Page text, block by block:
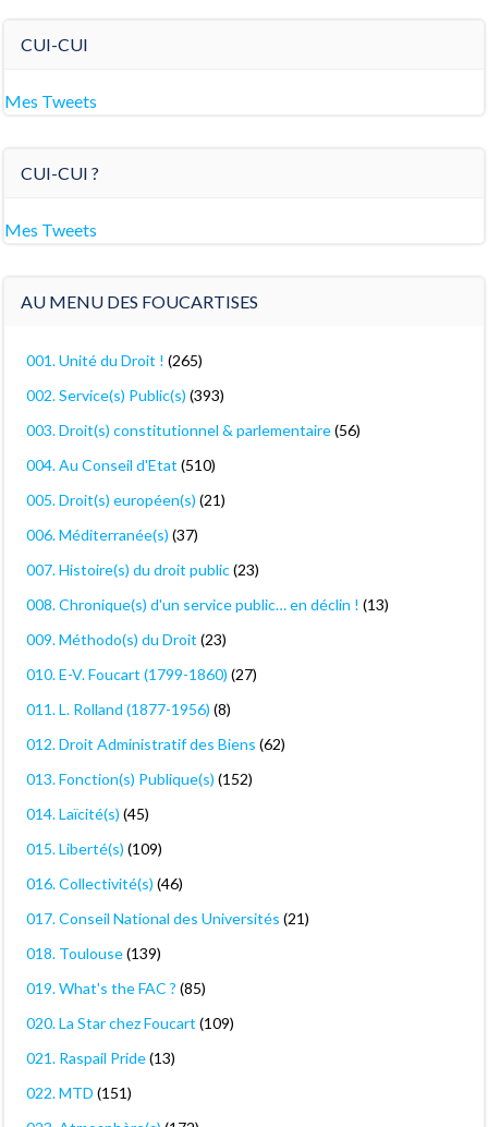
CUI-CUI
Mes Tweets
CUI-CUI ?
Mes Tweets
AU MENU DES FOUCARTISES
001. Unité du Droit ! (265)
002. Service(s) Public(s) (393)
003. Droit(s) constitutionnel & parlementaire(56)
004. Au Conseil d'Etat (510)
005. Droit(s) européen(s) (21)
006. Méditerranée(s) (37)
007. Histoire(s) du droit public(23)
008. Chronique(s) d'un service public… en déclin ! (13)
009. Méthodo(s) du Droit (23)
010. E-V. Foucart (1799-1860) (27)
011. L. Rolland (1877-1956) (8)
012. Droit Administratif des Biens (62)
013. Fonction(s) Publique(s) (152)
014. Laïcité(s) (45)
015. Liberté(s) (109)
016. Collectivité(s) (46)
017. Conseil National des Universités (21)
018. Toulouse(139)
019. What's the FAC ? (85)
020. La Star chez Foucart (109)
021. Raspail Pride(13)
022. MTD (151)